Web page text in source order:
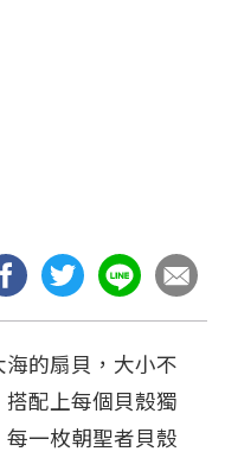
的扇貝，大小不
配上每個貝殼獨
一枚朝聖者貝殼